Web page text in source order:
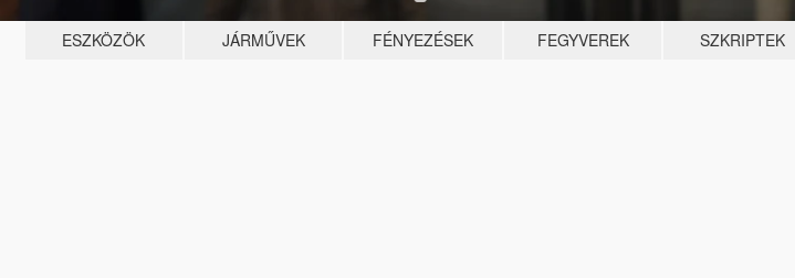
ESZKÖZÖK JÁRMŰVEK FÉNYEZÉSEK FEGYVEREK SZKRIPTEK